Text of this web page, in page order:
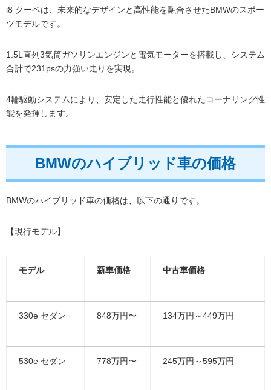
i8 クーペは、未来的なデザインと高性能を融合させたBMWのスポー
ツモデルです。
1.5L直列3気筒ガソリンエンジンと電気モーターを搭載し、システム
合計で231psの力強い走りを実現。
4輪駆動システムにより、安定した走行性能と優れたコーナリング性
能を発揮します。
BMWのハイブリッド車の価格
BMWのハイブリッド車の価格は、以下の通りです。
【現行モデル】
モデル 新車価格 中古車価格
330e セダン 848万円〜 134万円～449万円
530e セダン 778万円〜 245万円～595万円